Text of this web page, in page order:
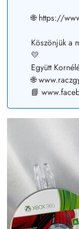
🌐 https://
Köszönjük a
💛
Együtt
🌐
📘